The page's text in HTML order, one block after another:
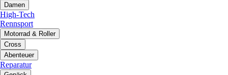
Damen
High-Tech
Rennsport
Motorrad & Roller
Cross
Abenteuer
Reparatur